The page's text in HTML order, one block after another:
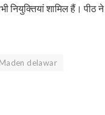
नियुक्तियां शामिल हैं। पीठ ने
Maden delawar